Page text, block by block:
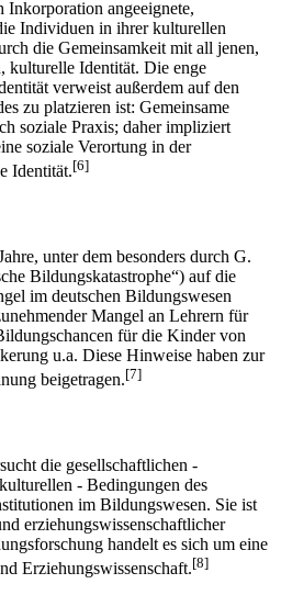
Inkorporation angeeignete,
Individuen in ihrer kulturellen
die Gemeinsamkeit mit all jenen,
kulturelle Identität. Die enge
verweist außerdem auf den
zu platzieren ist: Gemeinsame
soziale Praxis; daher impliziert
soziale Verortung in der
Identität.[6]
unter dem besonders durch G.
Bildungskatastrophe“) auf die
im deutschen Bildungswesen
Mangel an Lehrern für
für die Kinder von
u.a. Diese Hinweise haben zur
beigetragen.[7]
die gesellschaftlichen -
- Bedingungen des
im Bildungswesen. Sie ist
erziehungswissenschaftlicher
handelt es sich um eine
Erziehungswissenschaft.[8]